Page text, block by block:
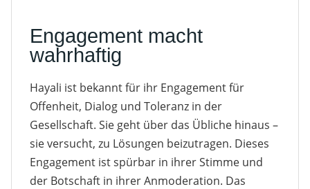
Engagement macht
wahrhaftig
Hayali ist bekannt für ihr Engagement für
Offenheit, Dialog und Toleranz in der
Gesellschaft. Sie geht über das Übliche hinaus –
sie versucht, zu Lösungen beizutragen. Dieses
Engagement ist spürbar in ihrer Stimme und
der Botschaft in ihrer Anmoderation. Das